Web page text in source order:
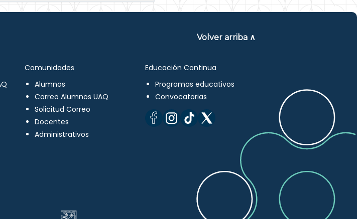
Volver arriba ∧
Comunidades
Alumnos
Correo Alumnos UAQ
Solicitud Correo
Docentes
Administrativos
Educación Continua
Programas educativos
Convocatorias